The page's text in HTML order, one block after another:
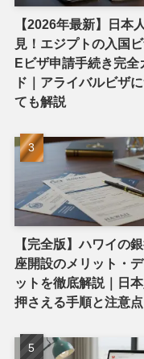
【2026年最新】日本
見！エジプトの入国
Eビザ申請手続き完全
ド｜アライバルビザ
ても解説
【完全版】ハワイの
座開設のメリット・
ットを徹底解説｜日
押さえる手順と注意点